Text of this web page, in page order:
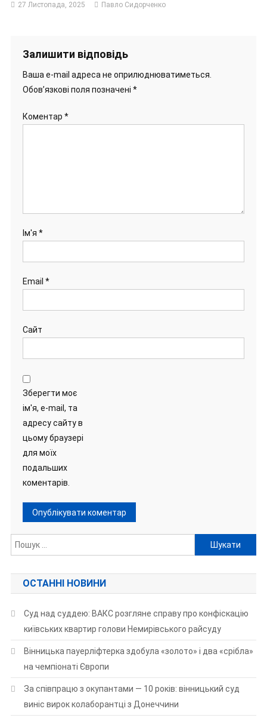
27 Листопада, 2025 Павло Сидорченко
Залишити відповідь
Ваша e-mail адреса не оприлюднюватиметься.
Обов’язкові поля позначені *
Коментар *
Ім'я *
Email *
Сайт
Зберегти моє
ім'я, e-mail, та
адресу сайту в
цьому браузері
для моїх
подальших
коментарів.
Пошук:
ОСТАННІ НОВИНИ
Суд над суддею: ВАКС розгляне справу про конфіскацію
київських квартир голови Немирівського райсуду
Вінницька пауерліфтерка здобула «золото» і два «срібла»
на чемпіонаті Європи
За співпрацю з окупантами — 10 років: вінницький суд
виніс вирок колаборантці з Донеччини